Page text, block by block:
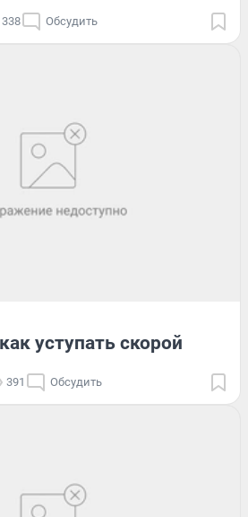
338 Обсудить
уступать скорой
391 Обсудить